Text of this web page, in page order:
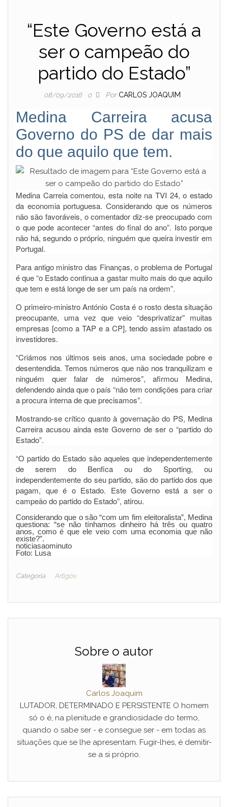
“Este Governo está a
ser o campeão do
partido do Estado”
08/09/2016 0 Por CARLOS JOAQUIM
Medina Carreira acusa
Governo do PS de dar mais
do que aquilo que tem.
Medina Carreia comentou, esta noite na TVI 24, o estado
da economia portuguesa. Considerando que os números
não são favoráveis, o comentador diz-se preocupado com
o que pode acontecer “antes do final do ano”. Isto porque
não há, segundo o próprio, ninguém que queira investir em
Portugal.
Para antigo ministro das Finanças, o problema de Portugal
é que “o Estado continua a gastar muito mais do que aquilo
que tem e está longe de ser um país na ordem”.
O primeiro-ministro António Costa é o rosto desta situação
preocupante, uma vez que veio “desprivatizar” muitas
empresas [como a TAP e a CP], tendo assim afastado os
investidores.
“Criámos nos últimos seis anos, uma sociedade pobre e
desentendida. Temos números que não nos tranquilizam e
ninguém quer falar de números”, afirmou Medina,
defendendo ainda que o país “não tem condições para criar
a procura interna de que precisamos”.
Mostrando-se crítico quanto à governação do PS, Medina
Carreira acusou ainda este Governo de ser o “partido do
Estado”.
“O partido do Estado são aqueles que independentemente
de serem do Benfica ou do Sporting, ou
independentemente do seu partido, são do partido dos que
pagam, que é o Estado. Este Governo está a ser o
campeão do partido do Estado”, atirou.
Considerando que o são “com um fim eleitoralista”, Medina
questiona: “se não tínhamos dinheiro há três ou quatro
anos, como é que ele veio com uma economia que não
existe?”.
noticiasaominuto
Foto: Lusa
Categoria Artigos
Sobre o autor
Carlos Joaquim
LUTADOR, DETERMINADO E PERSISTENTE O homem
só o é, na plenitude e grandiosidade do termo,
quando o sabe ser - e consegue ser - em todas as
situações que se lhe apresentam. Fugir-lhes, é demitir-
se a si próprio.